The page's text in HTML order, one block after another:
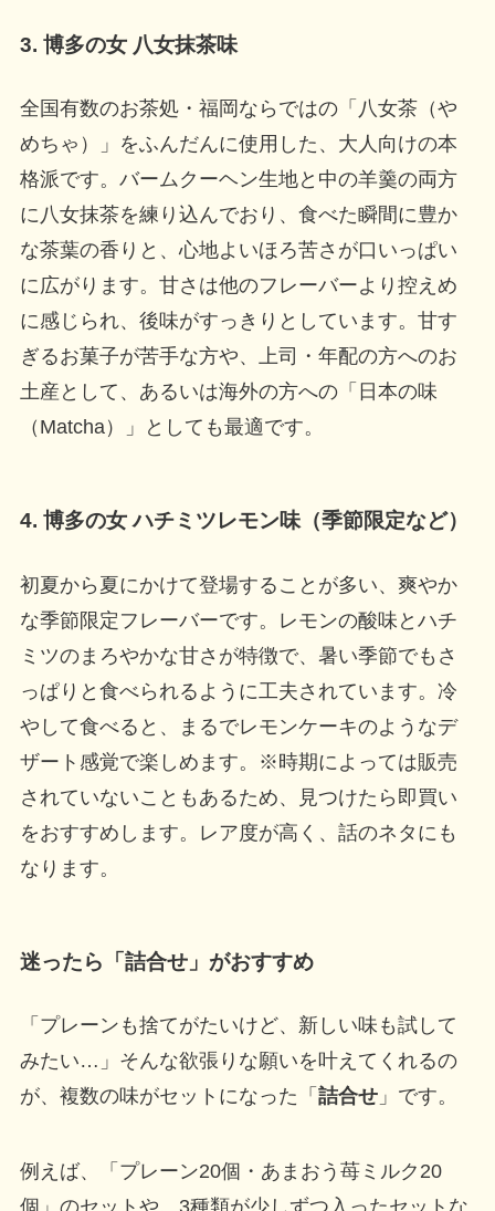
3. 博多の女 八女抹茶味
全国有数のお茶処・福岡ならではの「八女茶（や
めちゃ）」をふんだんに使用した、大人向けの本
格派です。バームクーヘン生地と中の羊羹の両方
に八女抹茶を練り込んでおり、食べた瞬間に豊か
な茶葉の香りと、心地よいほろ苦さが口いっぱい
に広がります。甘さは他のフレーバーより控えめ
に感じられ、後味がすっきりとしています。甘す
ぎるお菓子が苦手な方や、上司・年配の方へのお
土産として、あるいは海外の方への「日本の味
（Matcha）」としても最適です。
4. 博多の女 ハチミツレモン味（季節限定など）
初夏から夏にかけて登場することが多い、爽やか
な季節限定フレーバーです。レモンの酸味とハチ
ミツのまろやかな甘さが特徴で、暑い季節でもさ
っぱりと食べられるように工夫されています。冷
やして食べると、まるでレモンケーキのようなデ
ザート感覚で楽しめます。※時期によっては販売
されていないこともあるため、見つけたら即買い
をおすすめします。レア度が高く、話のネタにも
なります。
迷ったら「詰合せ」がおすすめ
「プレーンも捨てがたいけど、新しい味も試して
みたい…」そんな欲張りな願いを叶えてくれるの
が、複数の味がセットになった「 詰合せ」です。
例えば、「プレーン20個・あまおう苺ミルク20
個」のセットや、3種類が少しずつ入ったセットな